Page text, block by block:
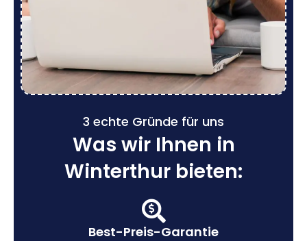
3 echte Gründe für uns
Was wir Ihnen in
Winterthur bieten:
Best-Preis-Garantie